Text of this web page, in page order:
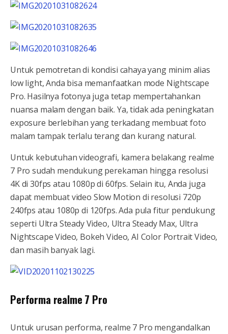
Untuk pemotretan di kondisi cahaya yang minim alias
low light, Anda bisa memanfaatkan mode Nightscape
Pro. Hasilnya fotonya juga tetap mempertahankan
nuansa malam dengan baik. Ya, tidak ada peningkatan
exposure berlebihan yang terkadang membuat foto
malam tampak terlalu terang dan kurang natural.
Untuk kebutuhan videografi, kamera belakang realme
7 Pro sudah mendukung perekaman hingga resolusi
4K di 30fps atau 1080p di 60fps. Selain itu, Anda juga
dapat membuat video Slow Motion di resolusi 720p
240fps atau 1080p di 120fps. Ada pula fitur pendukung
seperti Ultra Steady Video, Ultra Steady Max, Ultra
Nightscape Video, Bokeh Video, AI Color Portrait Video,
dan masih banyak lagi.
Performa realme 7 Pro
Untuk urusan performa, realme 7 Pro mengandalkan